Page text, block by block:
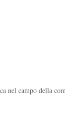
nel campo della